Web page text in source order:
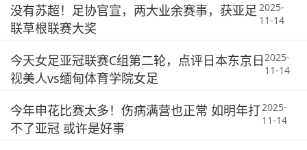
没有苏超！足协官宣，两大业余赛事，获亚足
联草根联赛大奖
2025-
11-14
今天女足亚冠联赛C组第二轮，点评日本东京日
视美人vs缅甸体育学院女足
2025-
11-14
今年申花比赛太多！伤病满营也正常 如明年打
不了亚冠 或许是好事
2025-
11-14